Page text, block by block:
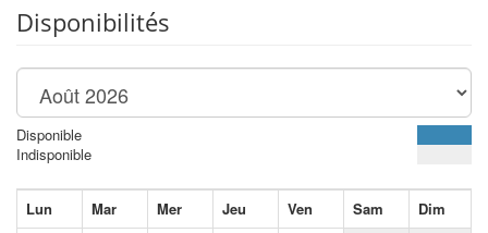
Disponibilités
Disponible
Indisponible
Lun Mar Mer Jeu Ven Sam
Dim